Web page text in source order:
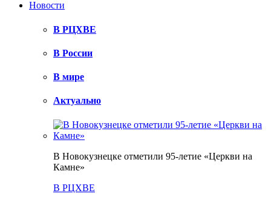
Новости
В РЦХВЕ
В России
В мире
Актуально
В Новокузнецке отметили 95-летие «Церкви на
Камне»
В РЦХВЕ